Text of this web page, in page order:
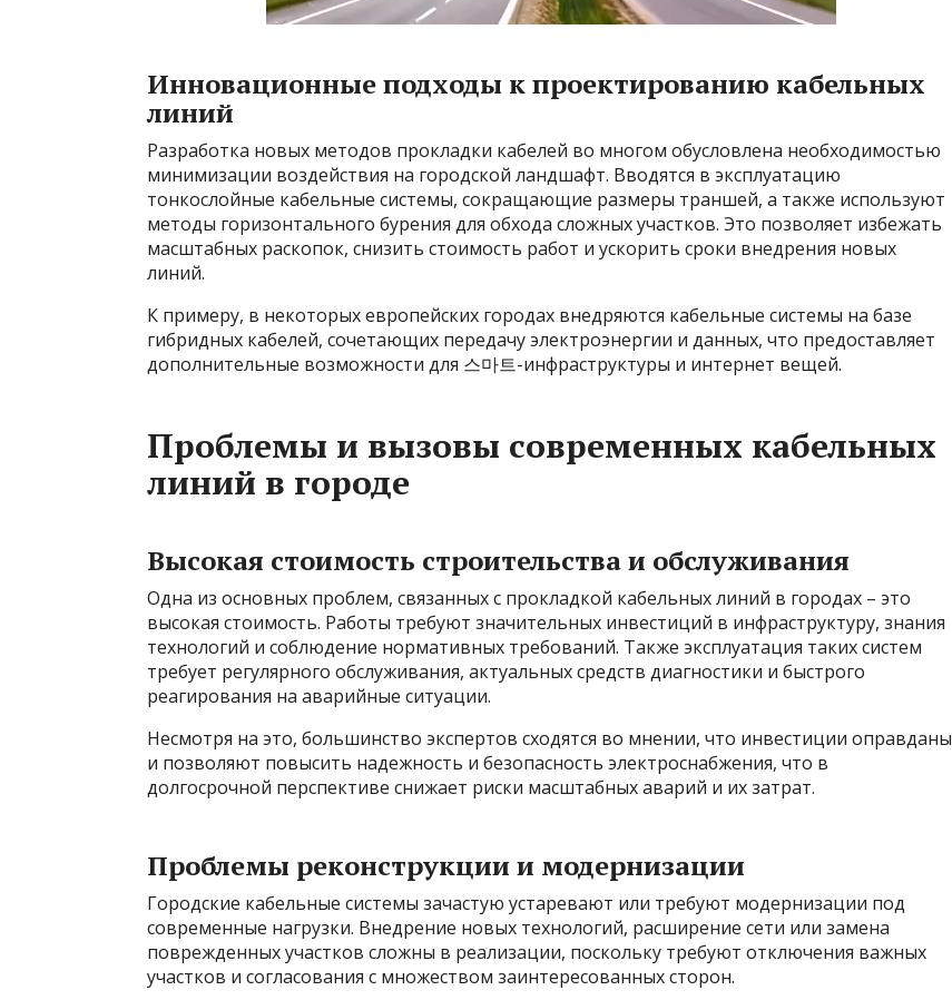
Инновационные подходы к проектированию кабельных
линий
Разработка новых методов прокладки кабелей во многом обусловлена необходимостью
минимизации воздействия на городской ландшафт. Вводятся в эксплуатацию
тонкослойные кабельные системы, сокращающие размеры траншей, а также используют
методы горизонтального бурения для обхода сложных участков. Это позволяет избежать
масштабных раскопок, снизить стоимость работ и ускорить сроки внедрения новых
линий.
К примеру, в некоторых европейских городах внедряются кабельные системы на базе
гибридных кабелей, сочетающих передачу электроэнергии и данных, что предоставляет
дополнительные возможности для 스마트-инфраструктуры и интернет вещей.
Проблемы и вызовы современных кабельных
линий в городе
Высокая стоимость строительства и обслуживания
Одна из основных проблем, связанных с прокладкой кабельных линий в городах – это
высокая стоимость. Работы требуют значительных инвестиций в инфраструктуру, знания
технологий и соблюдение нормативных требований. Также эксплуатация таких систем
требует регулярного обслуживания, актуальных средств диагностики и быстрого
реагирования на аварийные ситуации.
Несмотря на это, большинство экспертов сходятся во мнении, что инвестиции оправданы
и позволяют повысить надежность и безопасность электроснабжения, что в
долгосрочной перспективе снижает риски масштабных аварий и их затрат.
Проблемы реконструкции и модернизации
Городские кабельные системы зачастую устаревают или требуют модернизации под
современные нагрузки. Внедрение новых технологий, расширение сети или замена
поврежденных участков сложны в реализации, поскольку требуют отключения важных
участков и согласования с множеством заинтересованных сторон.